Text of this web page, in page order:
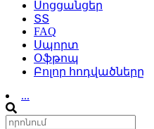
Սոցցանցեր
ՏՏ
FAQ
Սպորտ
Օֆթոպ
Բոլոր հոդվածները
...